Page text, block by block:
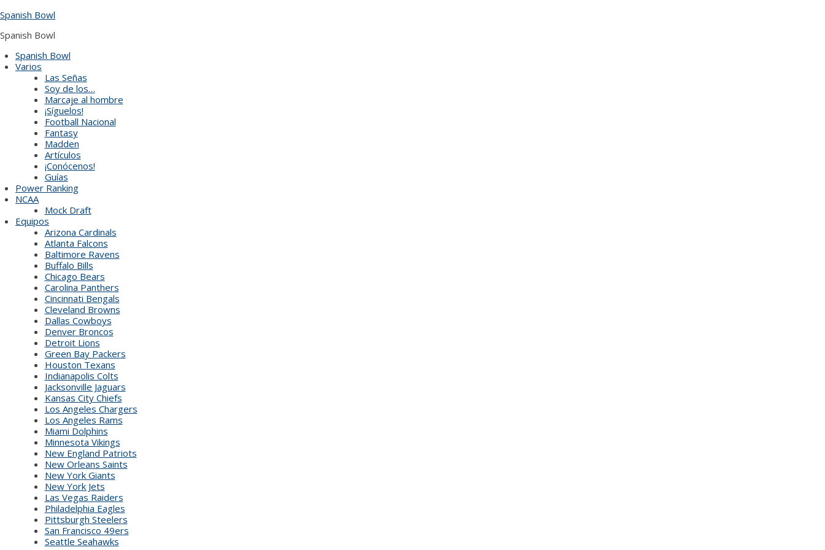
to
Spanish Bowl
Spanish Bowl
Spanish Bowl
Varios
Las Señas
Soy de los…
Marcaje al hombre
¡Síguelos!
Football Nacional
Fantasy
Madden
Artículos
¡Conócenos!
Guías
Power Ranking
NCAA
Mock Draft
Equipos
Arizona Cardinals
Atlanta Falcons
Baltimore Ravens
Buffalo Bills
Chicago Bears
Carolina Panthers
Cincinnati Bengals
Cleveland Browns
Dallas Cowboys
Denver Broncos
Detroit Lions
Green Bay Packers
Houston Texans
Indianapolis Colts
Jacksonville Jaguars
Kansas City Chiefs
Los Angeles Chargers
Los Angeles Rams
Miami Dolphins
Minnesota Vikings
New England Patriots
New Orleans Saints
New York Giants
New York Jets
Las Vegas Raiders
Philadelphia Eagles
Pittsburgh Steelers
San Francisco 49ers
Seattle Seahawks